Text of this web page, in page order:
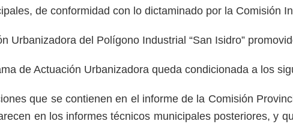
de conformidad con lo dictaminado por la Comisión
Urbanizadora del Polígono Industrial “San Isidro”
de Actuación Urbanizadora queda condicionada a los
que se contienen en el informe de la Comisión
en los informes técnicos municipales posteriores, y